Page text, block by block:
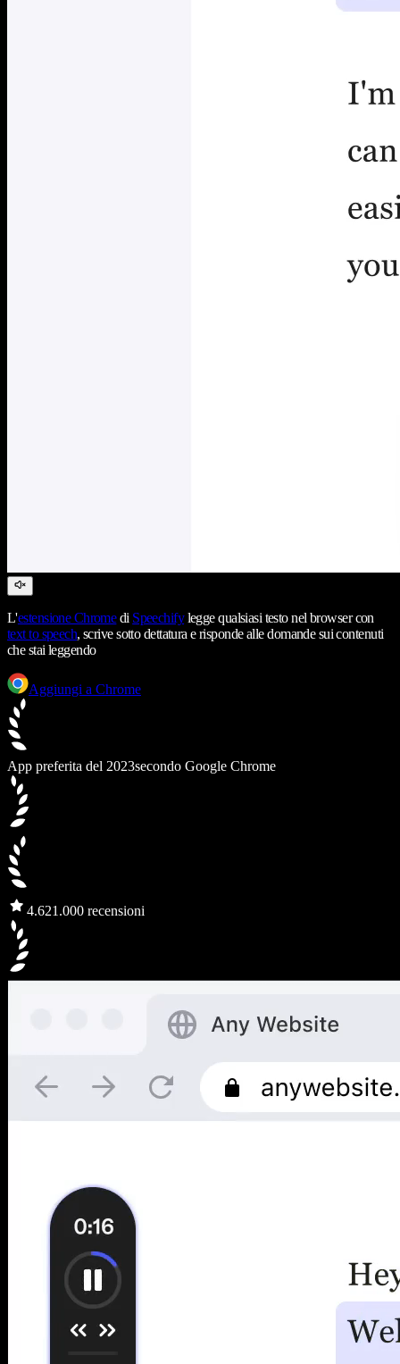
L'estensione Chromedi Speechifylegge qualsiasi testo nel browser con
text to speech, scrive sotto dettatura e risponde alle domande sui contenuti
che stai leggendo
Aggiungi a Chrome
App preferita del 2023secondo Google Chrome
4.621.000 recensioni